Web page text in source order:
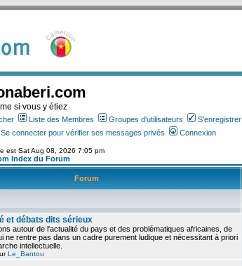
si vous y étiez
Liste des Membres Groupes d'utilisateurs
S'enregistrer
Se connecter pour vérifier ses messages privés Connexion
est Sat Aug 08, 2026 7:05 pm
Index du Forum
Forum
et débats dits sérieux
autour de l'actualité du pays et des problématiques africaines, de
ne rentre pas dans un cadre purement ludique et nécessitant à priori
intellectuelle.
Le_Bantou